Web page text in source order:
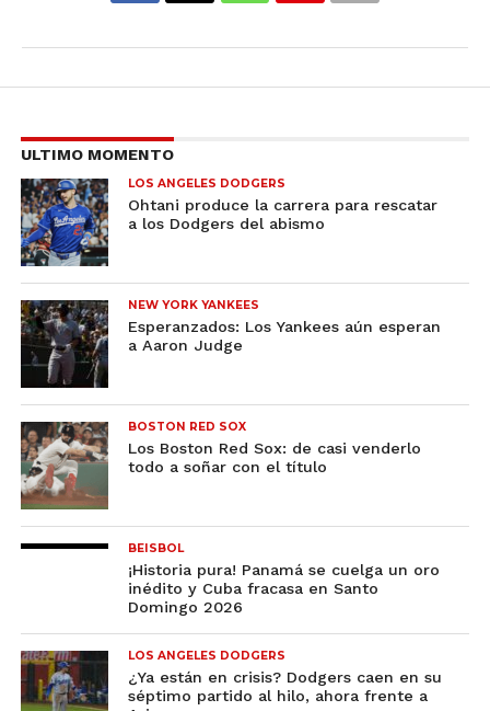
ULTIMO MOMENTO
LOS ANGELES DODGERS
Ohtani produce la carrera para rescatar
a los Dodgers del abismo
NEW YORK YANKEES
Esperanzados: Los Yankees aún esperan
a Aaron Judge
BOSTON RED SOX
Los Boston Red Sox: de casi venderlo
todo a soñar con el título
BEISBOL
¡Historia pura! Panamá se cuelga un oro
inédito y Cuba fracasa en Santo
Domingo 2026
LOS ANGELES DODGERS
¿Ya están en crisis? Dodgers caen en su
séptimo partido al hilo, ahora frente a